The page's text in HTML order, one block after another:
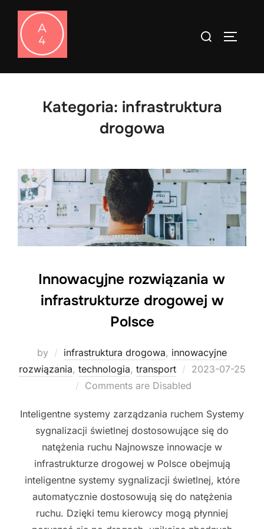
Skip
content
Search
Kategoria: infrastruktura
drogowa
Innowacyjne rozwiązania w
infrastrukturze drogowej w
Polsce
by infrastruktura drogowa, innowacyjne
rozwiązania, technologia, transport
Posted
on
2023-07-25
Comments are Disabled
Inteligentne systemy zarządzania ruchem Systemy
sygnalizacji świetlnej dostosowujące się do
natężenia ruchu Najnowsze innowacje w
infrastrukturze drogowej w Polsce obejmują
inteligentne systemy sygnalizacji świetlnej, które
automatycznie dostosowują się do natężenia
ruchu. Dzięki temu kierowcy mogą płynniej